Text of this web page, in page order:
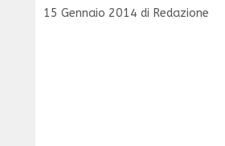
15 Gennaio 2014 di Redazione